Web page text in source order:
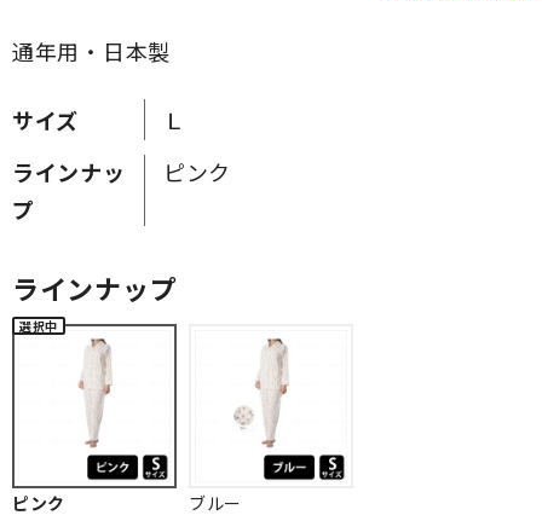
通年用・日本製
サイズ
Ｌ
ラインナッ
プ
ピンク
ラインナップ
ピンク ブルー